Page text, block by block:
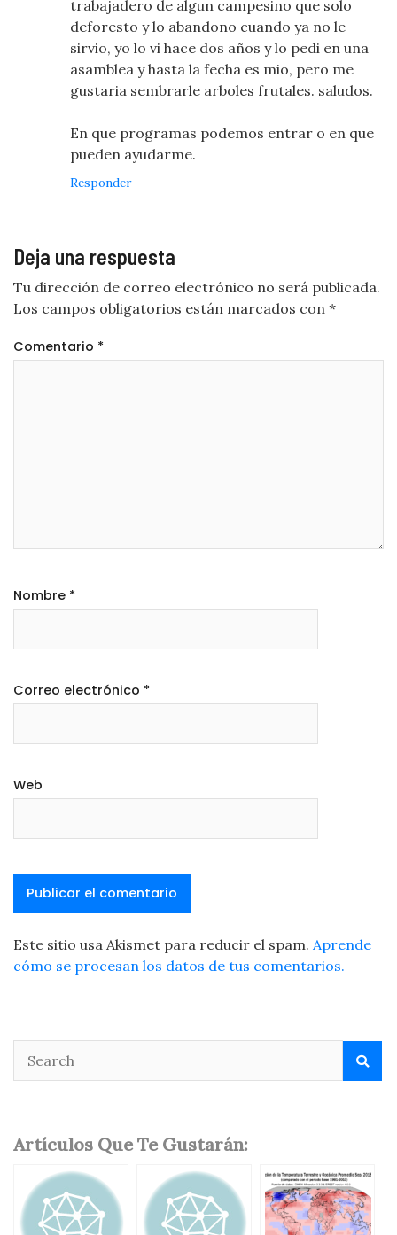
trabajadero de algun campesino que solo
deforesto y lo abandono cuando ya no le
sirvio, yo lo vi hace dos años y lo pedi en una
asamblea y hasta la fecha es mio, pero me
gustaria sembrarle arboles frutales. saludos.
En que programas podemos entrar o en que
pueden ayudarme.
Responder
Deja una respuesta
Tu dirección de correo electrónico no será publicada.
Los campos obligatorios están marcados con *
Comentario *
Nombre *
Correo electrónico *
Web
Este sitio usa Akismet para reducir el spam. Aprende
cómo se procesan los datos de tus comentarios.
Artículos Que Te Gustarán: